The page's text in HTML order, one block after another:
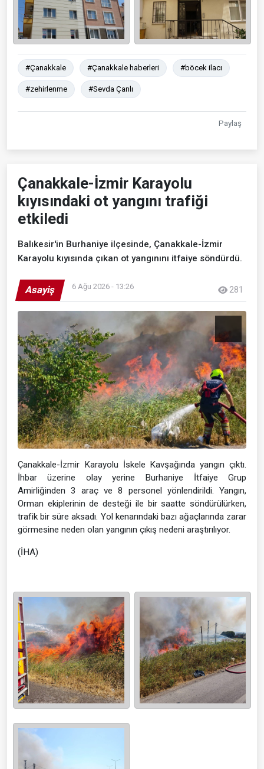
#Çanakkale #Çanakkale haberleri #böcek ilacı
#zehirlenme #Sevda Çanlı
Paylaş
Çanakkale-İzmir Karayolu
kıyısındaki ot yangını trafiği
etkiledi
Balıkesir'in Burhaniye ilçesinde, Çanakkale-İzmir
Karayolu kıyısında çıkan ot yangınını itfaiye söndürdü.
Asayiş 6 Ağu 2026 - 13:26 281
Çanakkale-İzmir Karayolu İskele Kavşağında yangın çıktı.
İhbar üzerine olay yerine Burhaniye İtfaiye Grup
Amirliğinden 3 araç ve 8 personel yönlendirildi. Yangın,
Orman ekiplerinin de desteği ile bir saatte söndürülürken,
trafik bir süre aksadı. Yol kenarındaki bazı ağaçlarında zarar
görmesine neden olan yangının çıkış nedeni araştırılıyor.
(İHA)